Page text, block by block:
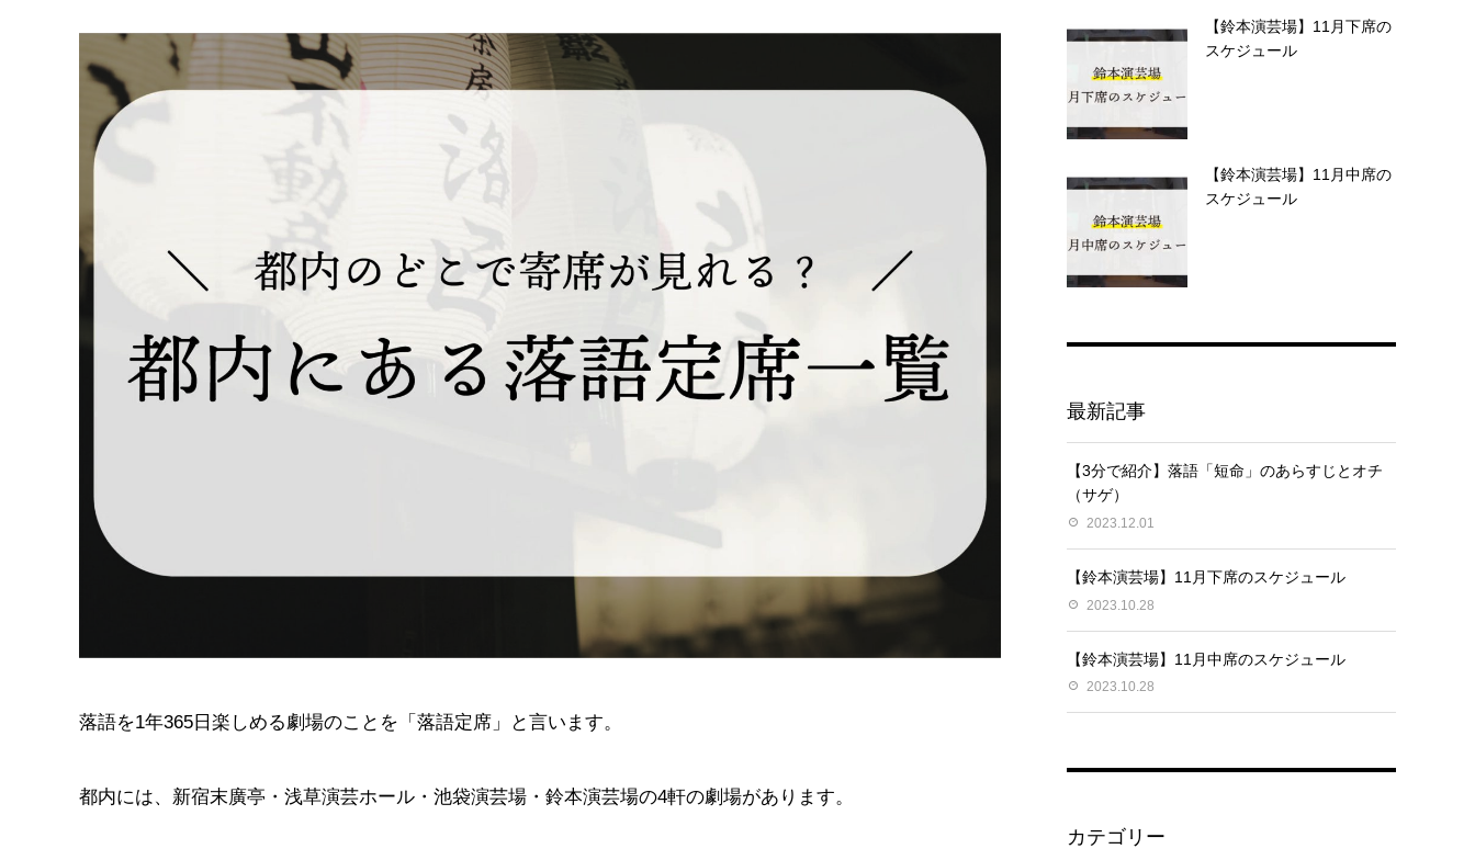
落語を1年365日楽しめる劇場のことを「落語定席」と言います。
都内には、新宿末廣亭・浅草演芸ホール・池袋演芸場・鈴本演芸場の4軒の劇場があります。
【鈴本演芸場】11月下席の
スケジュール
【鈴本演芸場】11月中席の
スケジュール
最新記事
【3分で紹介】落語「短命」のあらすじとオチ
（サゲ）
2023.12.01
【鈴本演芸場】11月下席のスケジュール
2023.10.28
【鈴本演芸場】11月中席のスケジュール
2023.10.28
カテゴリー